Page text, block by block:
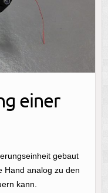
einer
gebaut
Hand analog zu den
kann.